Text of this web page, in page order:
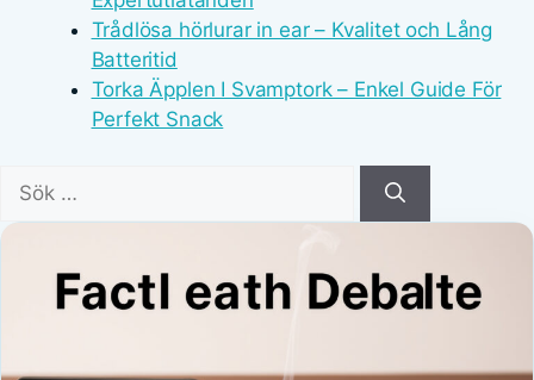
Trådlösa hörlurar in ear – Kvalitet och Lång
Batteritid
Torka Äpplen I Svamptork – Enkel Guide För
Perfekt Snack
efter: